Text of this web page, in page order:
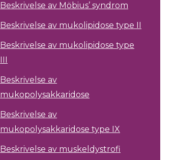
Beskrivelse av Möbius’ syndrom
Beskrivelse av mukolipidose type II
Beskrivelse av mukolipidose type
Beskrivelse av
mukopolysakkaridose
Beskrivelse av
mukopolysakkaridose type IX
Beskrivelse av muskeldystrofi